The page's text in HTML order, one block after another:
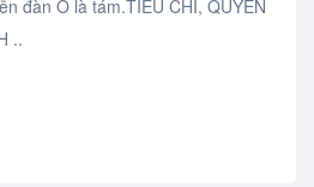
đàn Ô là tám.​TIÊU CHÍ, QUYỀN
..